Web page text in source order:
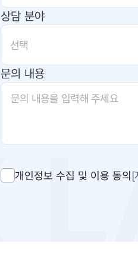
상담 분야
선택
문의 내용
개인정보 수집 및 이용 동의[